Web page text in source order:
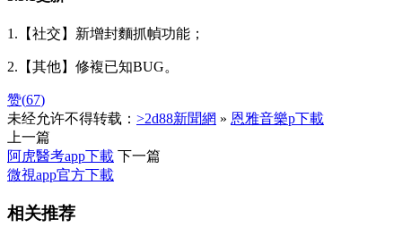
1.【社交】新增封麵抓幀功能；
2.【其他】修複已知BUG。
赞(67)
未经允许不得转载： >2d88新聞網 » 恩雅音樂p下載
上一篇
阿虎醫考app下載 下一篇
微視app官方下載
相关推荐